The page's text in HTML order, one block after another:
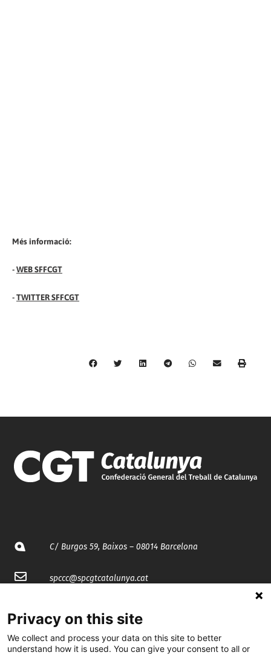
Més informació:
-WEB SFFCGT
-TWITTER SFFCGT
C/ Burgos 59, Baixos – 08014 Barcelona
spccc@spcgtcatalunya.cat
@CGTCatalunya
Privacy on this site
We collect and process your data on this site to better
understand how it is used. You can give your consent to all or